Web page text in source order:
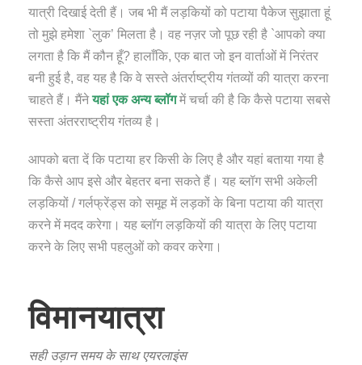
यात्री दिखाई देती हैं। जब भी मैं लड़कियों को पटाया पैकेज सुझाता हूं
तो मुझे हमेशा `लुक’ मिलता है। वह नज़र जो पूछ रही है `आपको क्या
लगता है कि मैं कौन हूँ? हालाँकि, एक बात जो इन वार्ताओं में निरंतर
बनी हुई है, वह यह है कि वे सस्ते अंतर्राष्ट्रीय गंतव्यों की यात्रा करना
चाहते हैं। मैंनेयहां एक अन्य ब्लॉगमें चर्चा की है कि कैसे पटाया सबसे
सस्ता अंतरराष्ट्रीय गंतव्य है।
आपको बता दें कि पटाया हर किसी के लिए है और यहां बताया गया है
कि कैसे आप इसे और बेहतर बना सकते हैं। यह ब्लॉग सभी अकेली
लड़कियों / गर्लफ्रेंड्स को समूह में लड़कों के बिना पटाया की यात्रा
करने में मदद करेगा। यह ब्लॉग लड़कियों की यात्रा के लिए पटाया
करने के लिए सभी पहलुओं को कवर करेगा।
विमानयात्रा
सही उड़ान समय के साथ एयरलाइंस